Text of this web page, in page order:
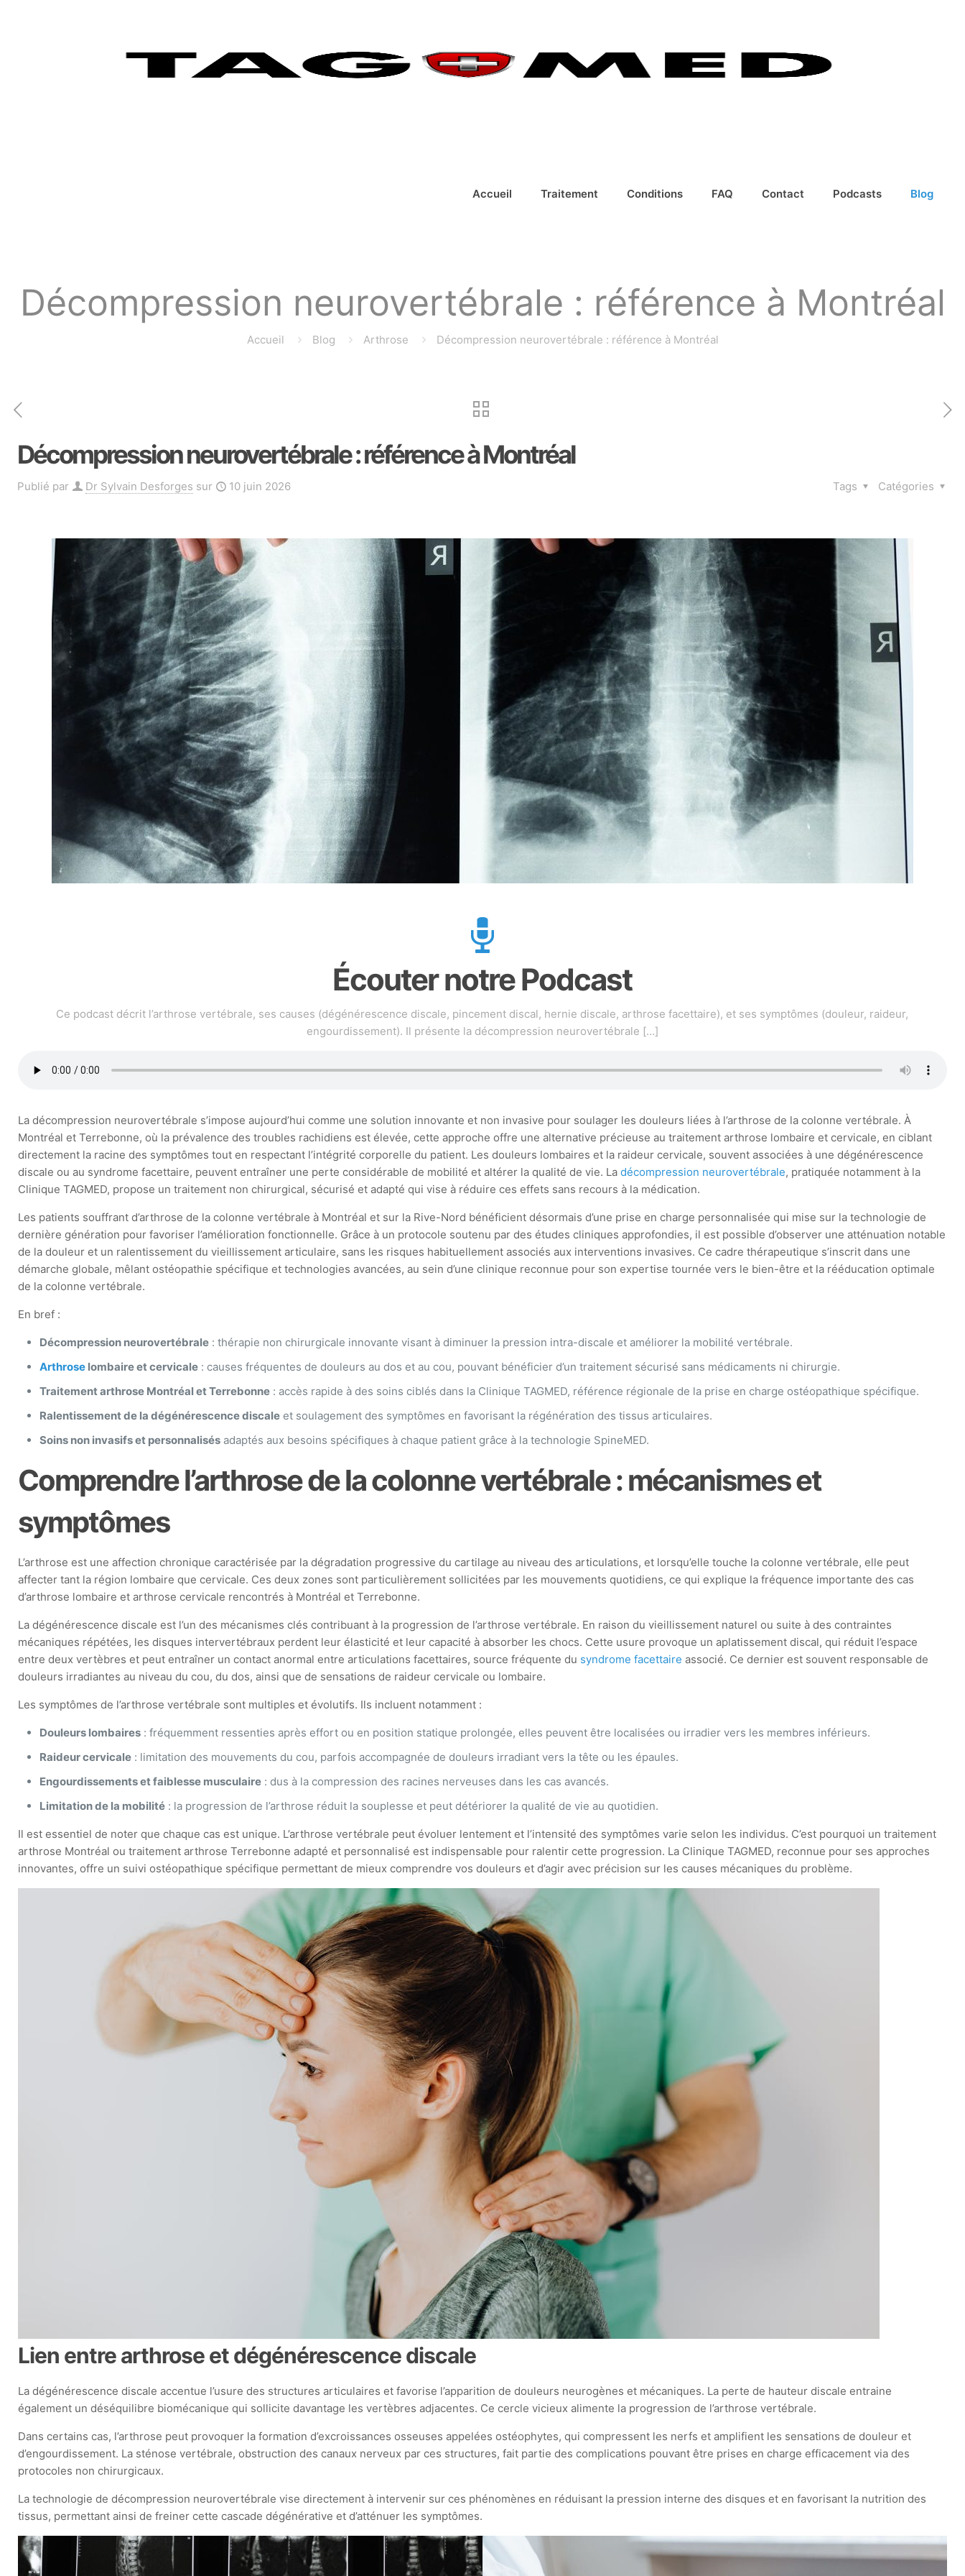
Accueil Traitement Conditions FAQ Contact Podcasts Blog
Décompression neurovertébrale : référence à Montréal
Accueil Blog Arthrose Décompression neurovertébrale : référence à Montréal
Décompression neurovertébrale : référence à Montréal
Publié par Dr Sylvain Desforges sur 10 juin 2026 Catégories
Tags
Écouter notre Podcast
Ce podcast décrit l’arthrose vertébrale, ses causes (dégénérescence discale, pincement discal, hernie discale, arthrose facettaire), et ses symptômes (douleur, raideur,
engourdissement). Il présente la décompression neurovertébrale […]
La décompression neurovertébrale s’impose aujourd’hui comme une solution innovante et non invasive pour soulager les douleurs liées à l’arthrose de la colonne vertébrale. À
Montréal et Terrebonne, où la prévalence des troubles rachidiens est élevée, cette approche offre une alternative précieuse au traitement arthrose lombaire et cervicale, en ciblant
directement la racine des symptômes tout en respectant l’intégrité corporelle du patient. Les douleurs lombaires et la raideur cervicale, souvent associées à une dégénérescence
discale ou au syndrome facettaire, peuvent entraîner une perte considérable de mobilité et altérer la qualité de vie. Ladécompression neurovertébrale, pratiquée notamment à la
Clinique TAGMED, propose un traitement non chirurgical, sécurisé et adapté qui vise à réduire ces effets sans recours à la médication.
Les patients souffrant d’arthrose de la colonne vertébrale à Montréal et sur la Rive-Nord bénéficient désormais d’une prise en charge personnalisée qui mise sur la technologie de
dernière génération pour favoriser l’amélioration fonctionnelle. Grâce à un protocole soutenu par des études cliniques approfondies, il est possible d’observer une atténuation notable
de la douleur et un ralentissement du vieillissement articulaire, sans les risques habituellement associés aux interventions invasives. Ce cadre thérapeutique s’inscrit dans une
démarche globale, mêlant ostéopathie spécifique et technologies avancées, au sein d’une clinique reconnue pour son expertise tournée vers le bien-être et la rééducation optimale
de la colonne vertébrale.
En bref :
Décompression neurovertébrale : thérapie non chirurgicale innovante visant à diminuer la pression intra-discale et améliorer la mobilité vertébrale.
Arthrose lombaire et cervicale : causes fréquentes de douleurs au dos et au cou, pouvant bénéficier d’un traitement sécurisé sans médicaments ni chirurgie.
Traitement arthrose Montréal et Terrebonne : accès rapide à des soins ciblés dans la Clinique TAGMED, référence régionale de la prise en charge ostéopathique spécifique.
Ralentissement de la dégénérescence discale et soulagement des symptômes en favorisant la régénération des tissus articulaires.
Soins non invasifs et personnalisés adaptés aux besoins spécifiques à chaque patient grâce à la technologie SpineMED.
Comprendre l’arthrose de la colonne vertébrale : mécanismes et
symptômes
L’arthrose est une affection chronique caractérisée par la dégradation progressive du cartilage au niveau des articulations, et lorsqu’elle touche la colonne vertébrale, elle peut
affecter tant la région lombaire que cervicale. Ces deux zones sont particulièrement sollicitées par les mouvements quotidiens, ce qui explique la fréquence importante des cas
d’arthrose lombaire et arthrose cervicale rencontrés à Montréal et Terrebonne.
La dégénérescence discale est l’un des mécanismes clés contribuant à la progression de l’arthrose vertébrale. En raison du vieillissement naturel ou suite à des contraintes
mécaniques répétées, les disques intervertébraux perdent leur élasticité et leur capacité à absorber les chocs. Cette usure provoque un aplatissement discal, qui réduit l’espace
entre deux vertèbres et peut entraîner un contact anormal entre articulations facettaires, source fréquente du syndrome facettaire associé. Ce dernier est souvent responsable de
douleurs irradiantes au niveau du cou, du dos, ainsi que de sensations de raideur cervicale ou lombaire.
Les symptômes de l’arthrose vertébrale sont multiples et évolutifs. Ils incluent notamment :
Douleurs lombaires : fréquemment ressenties après effort ou en position statique prolongée, elles peuvent être localisées ou irradier vers les membres inférieurs.
Raideur cervicale : limitation des mouvements du cou, parfois accompagnée de douleurs irradiant vers la tête ou les épaules.
Engourdissements et faiblesse musculaire : dus à la compression des racines nerveuses dans les cas avancés.
Limitation de la mobilité : la progression de l’arthrose réduit la souplesse et peut détériorer la qualité de vie au quotidien.
Il est essentiel de noter que chaque cas est unique. L’arthrose vertébrale peut évoluer lentement et l’intensité des symptômes varie selon les individus. C’est pourquoi un traitement
arthrose Montréal ou traitement arthrose Terrebonne adapté et personnalisé est indispensable pour ralentir cette progression. La Clinique TAGMED, reconnue pour ses approches
innovantes, offre un suivi ostéopathique spécifique permettant de mieux comprendre vos douleurs et d’agir avec précision sur les causes mécaniques du problème.
Lien entre arthrose et dégénérescence discale
La dégénérescence discale accentue l’usure des structures articulaires et favorise l’apparition de douleurs neurogènes et mécaniques. La perte de hauteur discale entraine
également un déséquilibre biomécanique qui sollicite davantage les vertèbres adjacentes. Ce cercle vicieux alimente la progression de l’arthrose vertébrale.
Dans certains cas, l’arthrose peut provoquer la formation d’excroissances osseuses appelées ostéophytes, qui compressent les nerfs et amplifient les sensations de douleur et
d’engourdissement. La sténose vertébrale, obstruction des canaux nerveux par ces structures, fait partie des complications pouvant être prises en charge efficacement via des
protocoles non chirurgicaux.
La technologie de décompression neurovertébrale vise directement à intervenir sur ces phénomènes en réduisant la pression interne des disques et en favorisant la nutrition des
tissus, permettant ainsi de freiner cette cascade dégénérative et d’atténuer les symptômes.